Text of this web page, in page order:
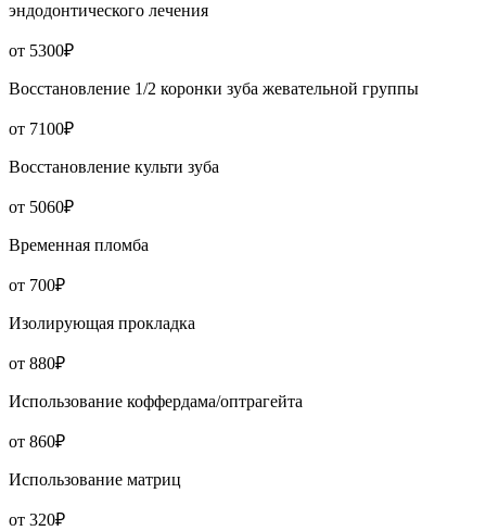
эндодонтического лечения
от 5300₽
Восстановление 1/2 коронки зуба жевательной группы
от 7100₽
Восстановление культи зуба
от 5060₽
Временная пломба
от 700₽
Изолирующая прокладка
от 880₽
Использование коффердама/оптрагейта
от 860₽
Использование матриц
от 320₽